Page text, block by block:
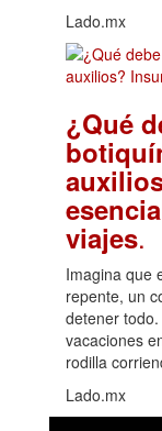
Lado.mx
¿Qué
viajes.
Imagina que
repente, un
detener
vacaciones
rodilla
Lado.mx